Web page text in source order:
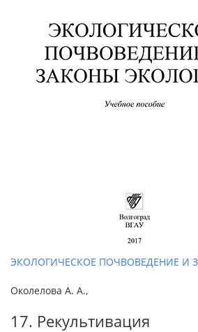
ЭКОЛОГИЧЕСКОЕ ПОЧВОВЕДЕНИЕ И
Околелова А. А.,
17. Рекультивация